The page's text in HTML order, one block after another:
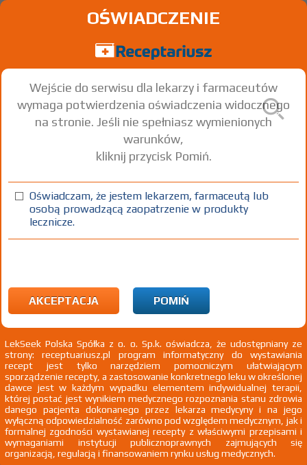
Znaleziono wyników:
L28 Przewlekły liszaj pospolity i świerzbiączka
Corhydron 100 Rx
100%
95,00 zł
Hydrocortisonum
inf./inj. [prosz.+ rozp.] 100 mg 5 fiol.+ 5 amp. Iniekcje Bausch Health
Corhydron 25 Rx
100%
OŚWIADCZENIE
Wejście do serwisu dla lekarzy i farmaceutów
wymaga potwierdzenia oświadczenia widocznego
na stronie. Jeśli nie spełniasz wymienionych
warunków,
kliknij przycisk Pomiń.
Oświadczam, że jestem lekarzem, farmaceutą lub
osobą prowadzącą zaopatrzenie w produkty
lecznicze.
AKCEPTACJA POMIŃ
LekSeek Polska Spółka z o. o. Sp.k. oświadcza, że udostępniany ze
strony: receptuariusz.pl program informatyczny do wystawiania
recept jest tylko narzędziem pomocniczym ułatwiającym
sporządzenie recepty, a zastosowanie konkretnego leku w określonej
dawce jest w każdym wypadku elementem indywidualnej terapii,
której postać jest wynikiem medycznego rozpoznania stanu zdrowia
danego pacjenta dokonanego przez lekarza medycyny i na jego
wyłączną odpowiedzialność zarówno pod względem medycznym, jak i
formalnej zgodności wystawianej recepty z właściwymi przepisami i
wymaganiami instytucji publicznoprawnych zajmujących się
organizacją, regulacją i finansowaniem rynku usług medycznych.